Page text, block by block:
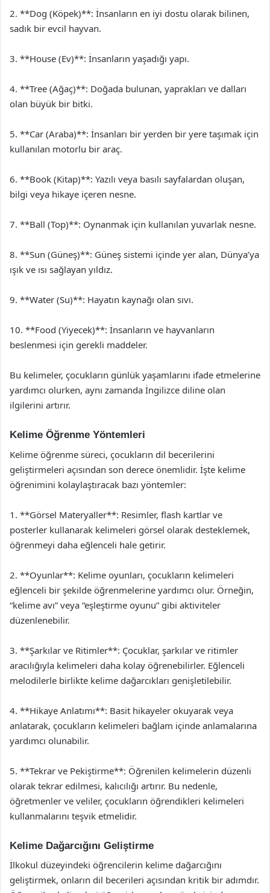
2. **Dog (Köpek)**: İnsanların en iyi dostu olarak bilinen,
sadık bir evcil hayvan.
3. **House (Ev)**: İnsanların yaşadığı yapı.
4. **Tree (Ağaç)**: Doğada bulunan, yaprakları ve dalları
olan büyük bir bitki.
5. **Car (Araba)**: İnsanları bir yerden bir yere taşımak için
kullanılan motorlu bir araç.
6. **Book (Kitap)**: Yazılı veya basılı sayfalardan oluşan,
bilgi veya hikaye içeren nesne.
7. **Ball (Top)**: Oynanmak için kullanılan yuvarlak nesne.
8. **Sun (Güneş)**: Güneş sistemi içinde yer alan, Dünya’ya
ışık ve ısı sağlayan yıldız.
9. **Water (Su)**: Hayatın kaynağı olan sıvı.
10. **Food (Yiyecek)**: İnsanların ve hayvanların
beslenmesi için gerekli maddeler.
Bu kelimeler, çocukların günlük yaşamlarını ifade etmelerine
yardımcı olurken, aynı zamanda İngilizce diline olan
ilgilerini artırır.
Kelime Öğrenme Yöntemleri
Kelime öğrenme süreci, çocukların dil becerilerini
geliştirmeleri açısından son derece önemlidir. İşte kelime
öğrenimini kolaylaştıracak bazı yöntemler:
1. **Görsel Materyaller**: Resimler, flash kartlar ve
posterler kullanarak kelimeleri görsel olarak desteklemek,
öğrenmeyi daha eğlenceli hale getirir.
2. **Oyunlar**: Kelime oyunları, çocukların kelimeleri
eğlenceli bir şekilde öğrenmelerine yardımcı olur. Örneğin,
“kelime avı” veya “eşleştirme oyunu” gibi aktiviteler
düzenlenebilir.
3. **Şarkılar ve Ritimler**: Çocuklar, şarkılar ve ritimler
aracılığıyla kelimeleri daha kolay öğrenebilirler. Eğlenceli
melodilerle birlikte kelime dağarcıkları genişletilebilir.
4. **Hikaye Anlatımı**: Basit hikayeler okuyarak veya
anlatarak, çocukların kelimeleri bağlam içinde anlamalarına
yardımcı olunabilir.
5. **Tekrar ve Pekiştirme**: Öğrenilen kelimelerin düzenli
olarak tekrar edilmesi, kalıcılığı artırır. Bu nedenle,
öğretmenler ve veliler, çocukların öğrendikleri kelimeleri
kullanmalarını teşvik etmelidir.
Kelime Dağarcığını Geliştirme
İlkokul düzeyindeki öğrencilerin kelime dağarcığını
geliştirmek, onların dil becerileri açısından kritik bir adımdır.